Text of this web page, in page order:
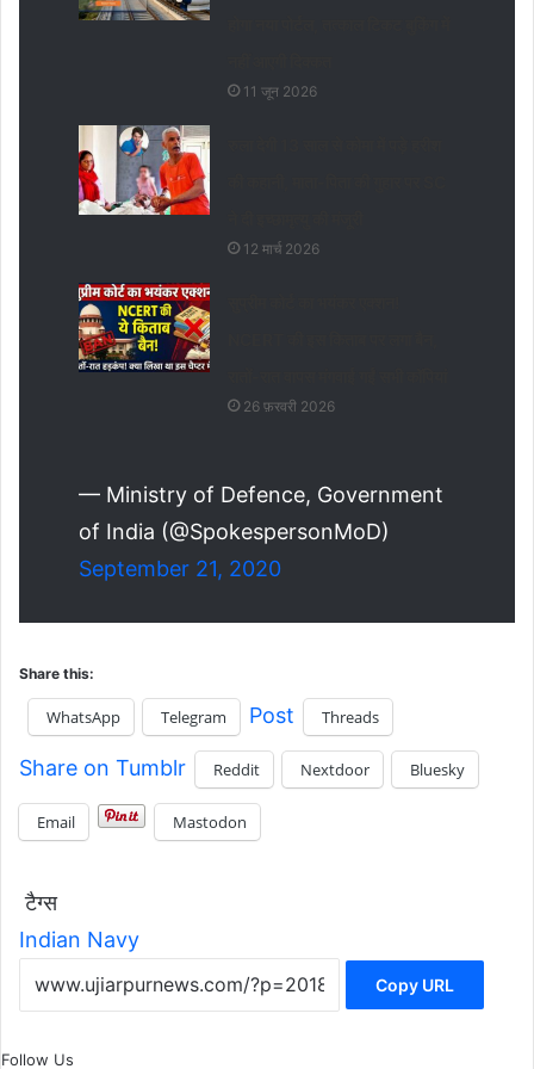
11 जून 2026
12 मार्च 2026
26 फ़रवरी 2026
— Ministry of Defence, Government
of India (@SpokespersonMoD)
September 21, 2020
Share this:
WhatsApp Telegram Post Threads
Share on Tumblr Reddit Nextdoor Bluesky
Email Mastodon
टैग्स
Indian Navy
Copy URL
Follow Us